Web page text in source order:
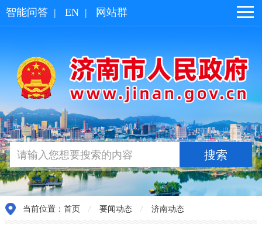
智能问答 | EN | 网站群
当前位置： 首页 / 要闻动态 / 济南动态